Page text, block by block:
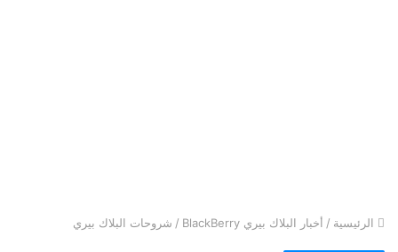
الرئيسية / أخبار البلاك بيري BlackBerry / شروحات البلاك بيري